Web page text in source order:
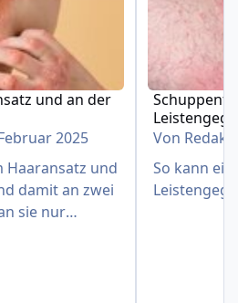
und an der
2025
Haaransatz und
damit an zwei
sie nur
Von
So kann